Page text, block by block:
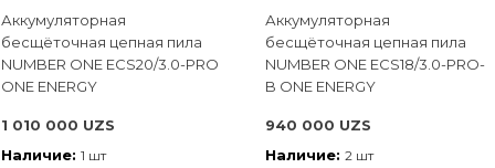
Аккумуляторная
бесщёточная цепная пила
NUMBER ONE ECS20/3.0-PRO
ONE ENERGY
1 010 000 UZS
Наличие: 1 шт
Аккумуляторная
бесщёточная цепная пила
NUMBER ONE ECS18/3.0-PRO-
B ONE ENERGY
940 000 UZS
Наличие: 2 шт